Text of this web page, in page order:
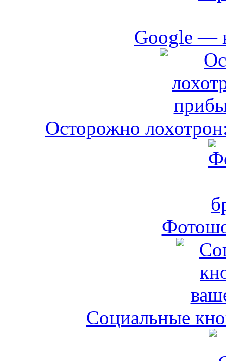
Google —
Осторожно
Социальные